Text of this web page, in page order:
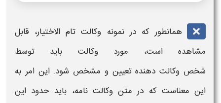
همانطور که درنمونه وکالت تام الاختیار، قابل
مشاهده است، موردوکالت باید توسط
شخص وکالت دهنده تعیین و مشخص شود. این امر به
این معناست که در متن وکالتنامه، باید حدود این